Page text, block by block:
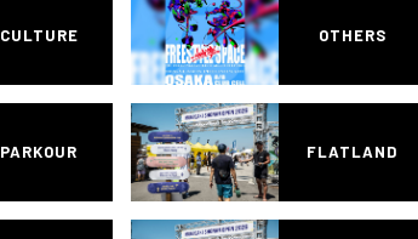
CULTURE OTHERS
PARKOUR FLATLAND